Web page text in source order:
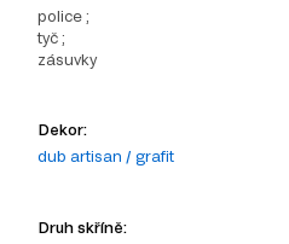
police ;
tyč ;
zásuvky
Dekor:
dub artisan / grafit
Druh skříně: